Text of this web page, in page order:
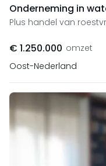
Onderneming in
Plus handel van
€ 1.250.000 omzet
Oost-Nederland